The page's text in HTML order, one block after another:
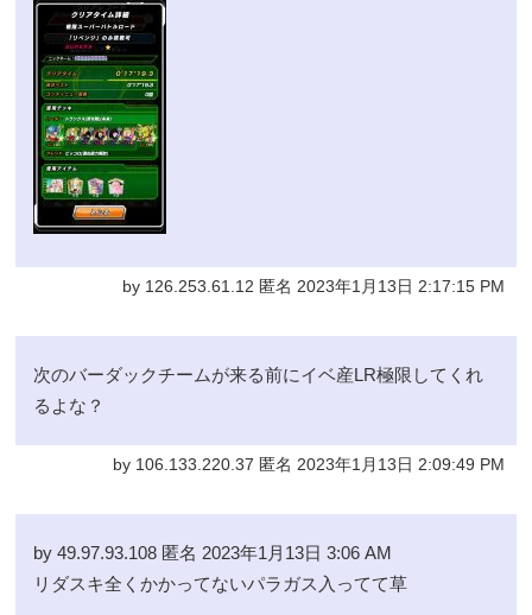
by 126.253.61.12 匿名 2023年1月13日 2:17:15 PM
次のバーダックチームが来る前にイベ産LR極限してくれ
るよな？
by 106.133.220.37 匿名 2023年1月13日 2:09:49 PM
by 49.97.93.108 匿名 2023年1月13日 3:06 AM
リダスキ全くかかってないパラガス入ってて草